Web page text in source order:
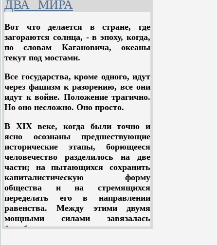
ДВА МИРА
Вот что делается в стране, где
загораются солнца, - в эпоху, когда,
по словам Кагановича, океаны
текут под мостами.
Все государства, кроме одного, идут
через фашизм к разорению, все они
идут к войне. Положение трагично.
Но оно несложно. Оно просто.
В XIX веке, когда были точно и
ясно осознаны предшествующие
исторические этапы, борющееся
человечество разделилось на две
части; на пытающихся сохранить
капиталистическую форму
общества и на стремящихся
переделать его в направлении
равенства. Между этими двумя
мощными силами завязалась
борьба, постепенно